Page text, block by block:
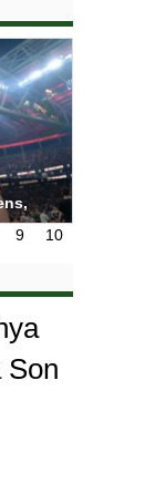
9 10
Son